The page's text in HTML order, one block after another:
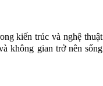
kiến trúc và nghệ thuật
không gian trở nên sống